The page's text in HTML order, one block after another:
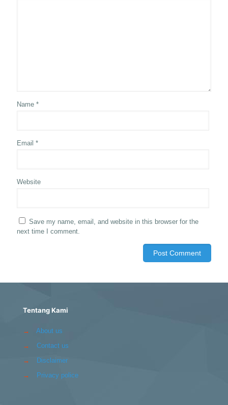
Name *
Email *
Website
Save my name, email, and website in this browser for the
next time I comment.
Tentang Kami
→
About us
→
Contact us
→
Disclaimer
→
Privacy police